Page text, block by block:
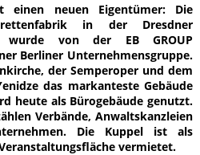
einen neuen Eigentümer: Die
in der Dresdner
wurde von der EB GROUP
Berliner Unternehmensgruppe.
der Semperoper und dem
das markanteste Gebäude
heute als Bürogebäude genutzt.
Verbände, Anwaltskanzleien
Die Kuppel ist als
vermietet.